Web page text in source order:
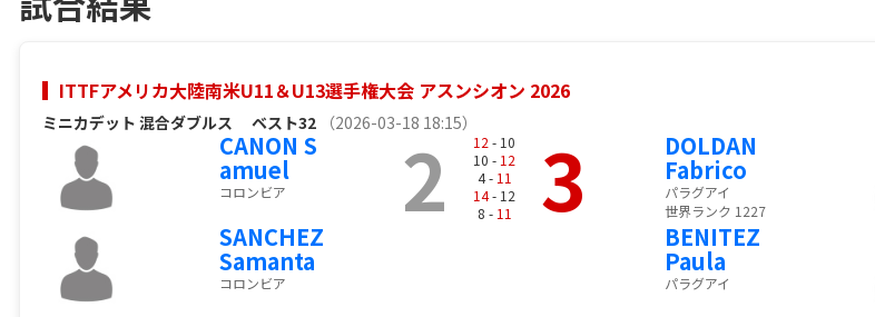
ITTFアメリカ大陸南米U11＆U13選手権大会 アスンシオン 2026
ミニカデット 混合ダブルス ベスト32 （2026-03-18 18:15）
CANON S
amuel
コロンビア
SANCHEZ
Samanta
コロンビア
2 12 - 10
10 - 12
4 - 11
14- 12
8 - 11 3 DOLDAN
Fabrico
パラグアイ
世界ランク 1227
BENITEZ
Paula
パラグアイ